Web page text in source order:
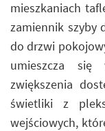
mieszkaniach
zamiennik szyby
do drzwi
umieszcza
zwiększenia
świetliki z
wejściowych,